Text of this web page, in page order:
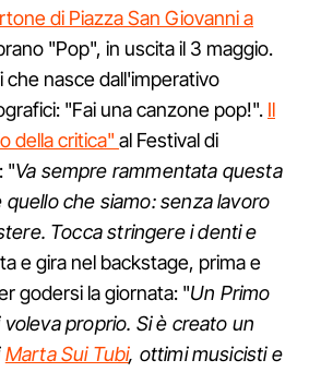
di Piazza San Giovanni a
"Pop", in uscita il 3 maggio.
che nasce dall'imperativo
"Fai una canzone pop!". Il
della critica" al Festival di
"Va sempre rammentata questa
che siamo: senza lavoro
Tocca stringere i denti e
e gira nel backstage, prima e
godersi la giornata: "Un Primo
proprio. Si è creato un
Marta Sui Tubi, ottimi musicisti e